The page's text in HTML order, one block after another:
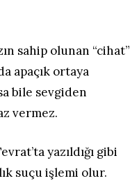
sahip olunan “cihat”
apaçık ortaya
bile sevgiden
vermez.
yazıldığı gibi
suçu işlemi olur.